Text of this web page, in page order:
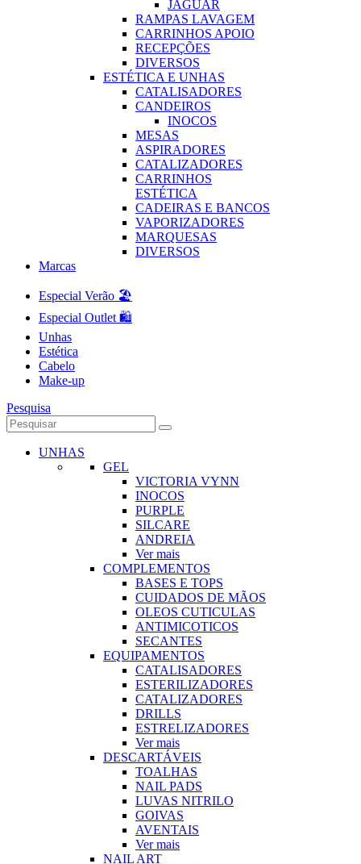
JAGUAR
RAMPAS LAVAGEM
CARRINHOS APOIO
RECEPÇÕES
DIVERSOS
ESTÉTICA E UNHAS
CATALISADORES
CANDEIROS
INOCOS
MESAS
ASPIRADORES
CATALIZADORES
CARRINHOS
ESTÉTICA
CADEIRAS E BANCOS
VAPORIZADORES
MARQUESAS
DIVERSOS
Marcas
Especial Verão 🏖️
Especial Outlet 🛍️
Unhas
Estética
Cabelo
Make-up
Pesquisa
UNHAS
GEL
VICTORIA VYNN
INOCOS
PURPLE
SILCARE
ANDREIA
Ver mais
COMPLEMENTOS
BASES E TOPS
CUIDADOS DE MÃOS
OLEOS CUTICULAS
ANTIMICOTICOS
SECANTES
EQUIPAMENTOS
CATALISADORES
ESTERILIZADORES
CATALIZADORES
DRILLS
ESTRELIZADORES
Ver mais
DESCARTÁVEIS
TOALHAS
NAIL PADS
LUVAS NITRILO
GOIVAS
AVENTAIS
Ver mais
NAIL ART